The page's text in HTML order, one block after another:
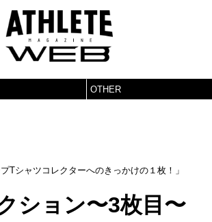
OTHER
Tシャツコレクターへのきっかけの１枚！」
ション〜3枚目〜